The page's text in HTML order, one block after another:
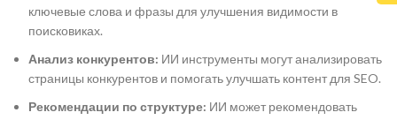
ключевые слова и фразы для улучшения видимости в
поисковиках.
Анализ конкурентов: ИИ инструменты могут анализировать
страницы конкурентов и помогать улучшать контент для SEO.
Рекомендации по структуре: ИИ может рекомендовать